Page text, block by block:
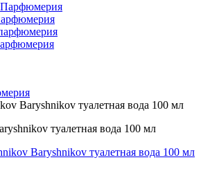
Парфюмерия
Baryshnikov туалетная вода 100 мл
туалетная вода 100 мл